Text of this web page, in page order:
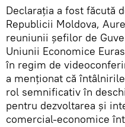
Declarația a fost făcută
Republicii Moldova,
reuniunii șefilor de
Uniunii Economice
în regim de
a menționat că
rol semnificativ în
pentru dezvoltarea și
comercial-economice